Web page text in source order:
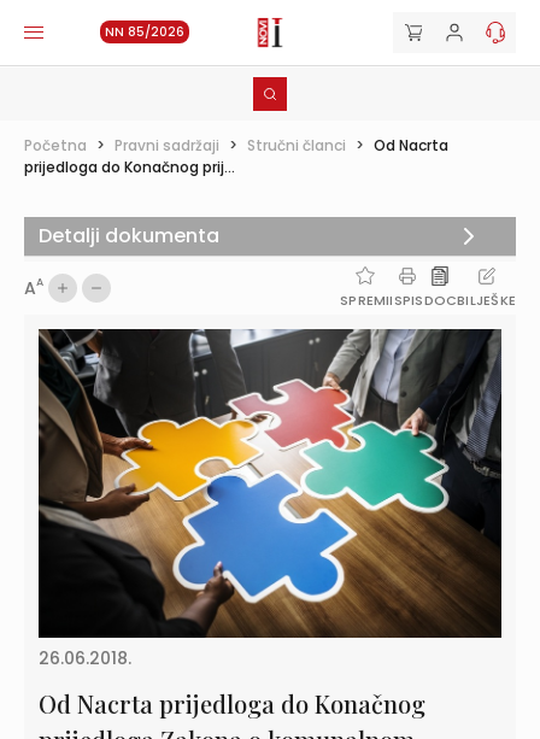
NN 85/2026
Početna > Pravni sadržaji > Stručni članci > Od Nacrta
prijedloga do Konačnog prij...
AA
SPREMIISPISDOCBILJEŠKE
26.06.2018.
Od Nacrta prijedloga do Konačnog
Detalji dokumenta